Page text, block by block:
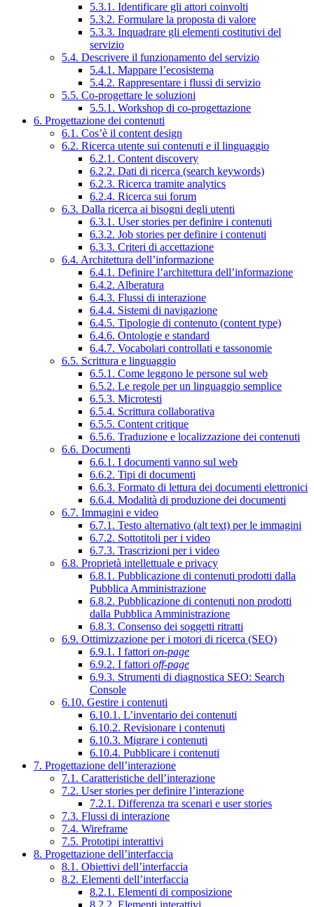
5.3.1. Identificare gli attori coinvolti
5.3.2. Formulare la proposta di valore
5.3.3. Inquadrare gli elementi costitutivi del
servizio
5.4. Descrivere il funzionamento del servizio
5.4.1. Mappare l’ecosistema
5.4.2. Rappresentare i flussi di servizio
5.5. Co-progettare le soluzioni
5.5.1. Workshop di co-progettazione
6. Progettazione dei contenuti
6.1. Cos’è il content design
6.2. Ricerca utente sui contenuti e il linguaggio
6.2.1. Content discovery
6.2.2. Dati di ricerca (search keywords)
6.2.3. Ricerca tramite analytics
6.2.4. Ricerca sui forum
6.3. Dalla ricerca ai bisogni degli utenti
6.3.1. User stories per definire i contenuti
6.3.2. Job stories per definire i contenuti
6.3.3. Criteri di accettazione
6.4. Architettura dell’informazione
6.4.1. Definire l’architettura dell’informazione
6.4.2. Alberatura
6.4.3. Flussi di interazione
6.4.4. Sistemi di navigazione
6.4.5. Tipologie di contenuto (content type)
6.4.6. Ontologie e standard
6.4.7. Vocabolari controllati e tassonomie
6.5. Scrittura e linguaggio
6.5.1. Come leggono le persone sul web
6.5.2. Le regole per un linguaggio semplice
6.5.3. Microtesti
6.5.4. Scrittura collaborativa
6.5.5. Content critique
6.5.6. Traduzione e localizzazione dei contenuti
6.6. Documenti
6.6.1. I documenti vanno sul web
6.6.2. Tipi di documenti
6.6.3. Formato di lettura dei documenti elettronici
6.6.4. Modalità di produzione dei documenti
6.7. Immagini e video
6.7.1. Testo alternativo (alt text) per le immagini
6.7.2. Sottotitoli per i video
6.7.3. Trascrizioni per i video
6.8. Proprietà intellettuale e privacy
6.8.1. Pubblicazione di contenuti prodotti dalla
Pubblica Amministrazione
6.8.2. Pubblicazione di contenuti non prodotti
dalla Pubblica Amministrazione
6.8.3. Consenso dei soggetti ritratti
6.9. Ottimizzazione per i motori di ricerca (SEO)
6.9.1. I fattori on-page
6.9.2. I fattori off-page
6.9.3. Strumenti di diagnostica SEO: Search
Console
6.10. Gestire i contenuti
6.10.1. L’inventario dei contenuti
6.10.2. Revisionare i contenuti
6.10.3. Migrare i contenuti
6.10.4. Pubblicare i contenuti
7. Progettazione dell’interazione
7.1. Caratteristiche dell’interazione
7.2. User stories per definire l’interazione
7.2.1. Differenza tra scenari e user stories
7.3. Flussi di interazione
7.4. Wireframe
7.5. Prototipi interattivi
8. Progettazione dell’interfaccia
8.1. Obiettivi dell’interfaccia
8.2. Elementi dell’interfaccia
8.2.1. Elementi di composizione
8.2.2. Elementi interattivi